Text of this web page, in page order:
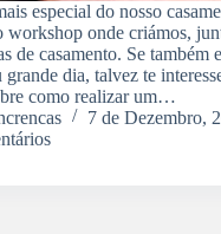
especial do nosso
workshop onde criámos,
de casamento. Se também
grande dia, talvez te
como realizar um…
7 de Dezembro,